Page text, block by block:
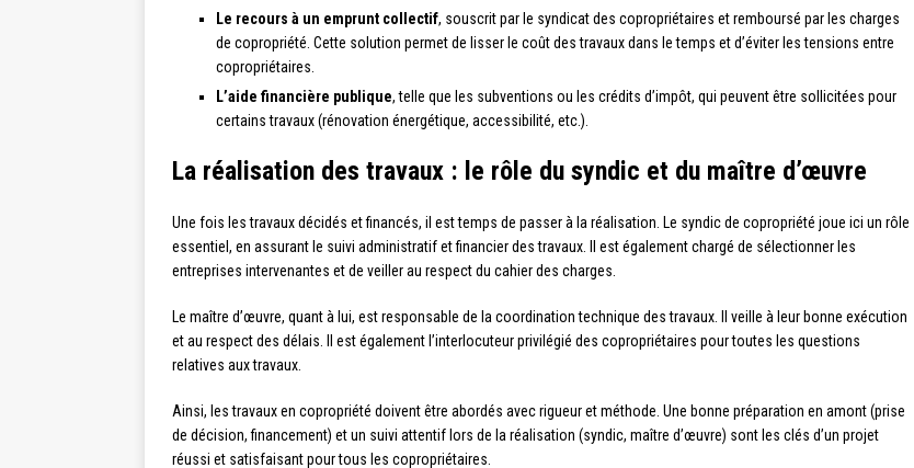
Le recours à un emprunt collectif, souscrit par le syndicat des copropriétaires et remboursé par les charges
de copropriété. Cette solution permet de lisser le coût des travaux dans le temps et d’éviter les tensions entre
copropriétaires.
L’aide financière publique, telle que les subventions ou les crédits d’impôt, qui peuvent être sollicitées pour
certains travaux (rénovation énergétique, accessibilité, etc.).
La réalisation des travaux : le rôle du syndic et du maître d’œuvre
Une fois les travaux décidés et financés, il est temps de passer à la réalisation. Le syndic de copropriété joue ici un rôle
essentiel, en assurant le suivi administratif et financier des travaux. Il est également chargé de sélectionner les
entreprises intervenantes et de veiller au respect du cahier des charges.
Le maître d’œuvre, quant à lui, est responsable de la coordination technique des travaux. Il veille à leur bonne exécution
et au respect des délais. Il est également l’interlocuteur privilégié des copropriétaires pour toutes les questions
relatives aux travaux.
Ainsi, les travaux en copropriété doivent être abordés avec rigueur et méthode. Une bonne préparation en amont (prise
de décision, financement) et un suivi attentif lors de la réalisation (syndic, maître d’œuvre) sont les clés d’un projet
réussi et satisfaisant pour tous les copropriétaires.